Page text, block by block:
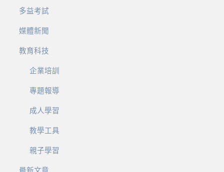
多益考試
媒體新聞
教育科技
企業培訓
專題報導
成人學習
教學工具
親子學習